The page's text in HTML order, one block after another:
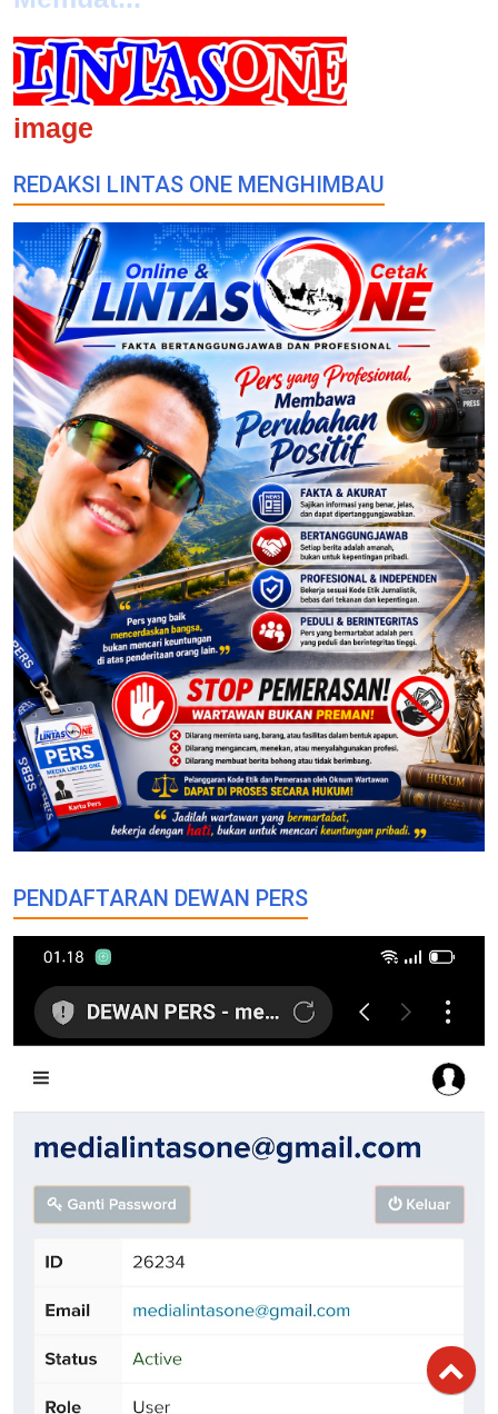
image
REDAKSI LINTAS ONE MENGHIMBAU
PENDAFTARAN DEWAN PERS